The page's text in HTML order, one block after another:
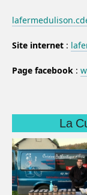
Site internet :
Page facebook :
La